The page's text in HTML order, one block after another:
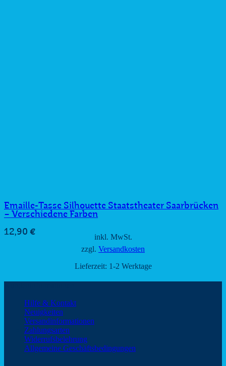
Emaille-Tasse Silhouette Staatstheater Saarbrücken
– Verschiedene Farben
12,90 €
inkl. MwSt.
zzgl. Versandkosten
Lieferzeit: 1-2 Werktage
Hilfe & Kontakt
Neuigkeiten
Versandinformationen
Zahlungsarten
Widerrufsbelehrung
Allgemeine Geschäftsbedingungen